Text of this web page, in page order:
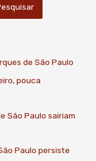
de São Paulo
pouca
São Paulo sairiam
Paulo persiste